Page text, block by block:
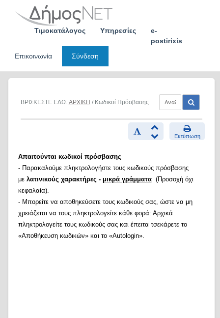
Τιμοκατάλογος Υπηρεσίες
e-
postirixis
Επικοινωνία
Σύνδεση
ΒΡΙΣΚΕΣΤΕ ΕΔΩ: ΑΡΧΙΚΗ / Κωδικοί Πρόσβασης
Εκτύπωση
Απαιτούνται κωδικοί πρόσβασης
- Παρακαλούμε πληκτρολογήστε τους κωδικούς πρόσβασης
με λατινικούς χαρακτήρες - μικρά γράμματα(Προσοχή όχι
κεφαλαία).
- Μπορείτε να αποθηκεύσετε τους κωδικούς σας, ώστε να μη
χρειάζεται να τους πληκτρολογείτε κάθε φορά: Αρχικά
πληκτρολογείτε τους κωδικούς σας και έπειτα τσεκάρετε το
«Αποθήκευση κωδικών» και το «Autologin».